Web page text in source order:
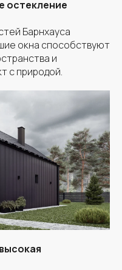
остекление
Барнхауса
окна способствуют
и
с природой.